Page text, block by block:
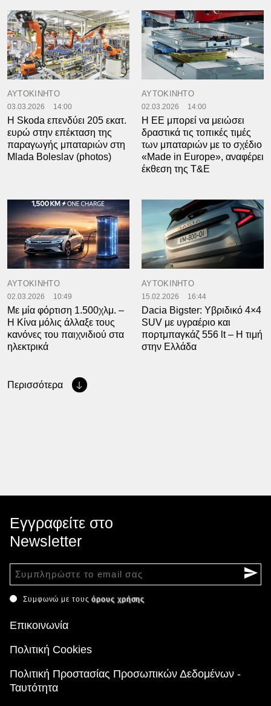
ΑΥΤΟΚΙΝΗΤΟ
03.03.2026 14:00
Η Skoda επενδύει 205 εκατ.
ευρώ στην επέκταση της
παραγωγής μπαταριών στη
Mlada Boleslav (photos)
ΑΥΤΟΚΙΝΗΤΟ
02.03.2026 14:00
Η ΕΕ μπορεί να μειώσει
δραστικά τις τοπικές τιμές
των μπαταριών με το σχέδιο
«Made in Europe», αναφέρει
έκθεση της T&E
ΑΥΤΟΚΙΝΗΤΟ
02.03.2026 10:49
Με μία φόρτιση 1.500χλμ. –
Η Κίνα μόλις άλλαξε τους
κανόνες του παιχνιδιού στα
ηλεκτρικά
ΑΥΤΟΚΙΝΗΤΟ
15.02.2026 16:44
Dacia Bigster: Υβριδικό 4×4
SUV με υγραέριο και
πορτμπαγκάζ 556 lt – Η τιμή
στην Ελλάδα
Περισσότερα
Εγγραφείτε στο
Newsletter
Συμφωνώ με τουςόρους χρήσης
Επικοινωνία
Πολιτική Cookies
Πολιτική Προστασίας Προσωπικών Δεδομένων -
Ταυτότητα